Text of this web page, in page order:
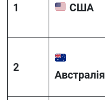
1 США
2
Австралія